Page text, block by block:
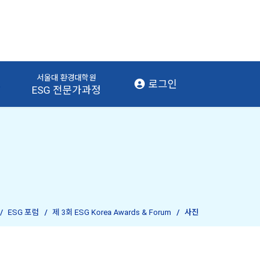
서울대 환경대학원
ESG 전문가과정 로그인
ESG 포럼 제 3회 ESG Korea Awards & Forum 사진